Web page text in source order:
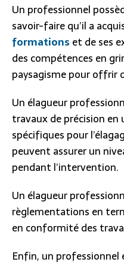
Un professionnel
savoir-faire qu’il a
formations et de ses
des compétences en
paysagisme pour offrir
Un élagueur
travaux de précision
spécifiques pour
peuvent assurer un
pendant l’intervention.
Un élagueur
règlementations en
en conformité des
Enfin, un